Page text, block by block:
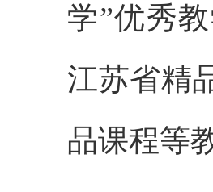
学”优秀
江苏省精
品课程等